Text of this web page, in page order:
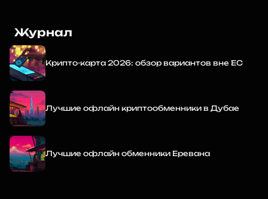
Журнал
Крипто-карта 2026: обзор вариантов вне ЕС
Лучшие офлайн криптообменники в Дубае
Лучшие офлайн обменники Еревана